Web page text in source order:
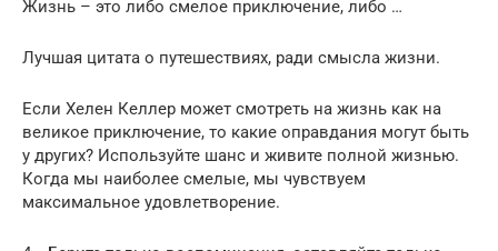
Жизнь – это либо смелое приключение, либо …
Лучшая цитата о путешествиях, ради смысла жизни.
Если Хелен Келлер может смотреть на жизнь как на
великое приключение, то какие оправдания могут быть
у других? Используйте шанс и живите полной жизнью.
Когда мы наиболее смелые, мы чувствуем
максимальное удовлетворение.